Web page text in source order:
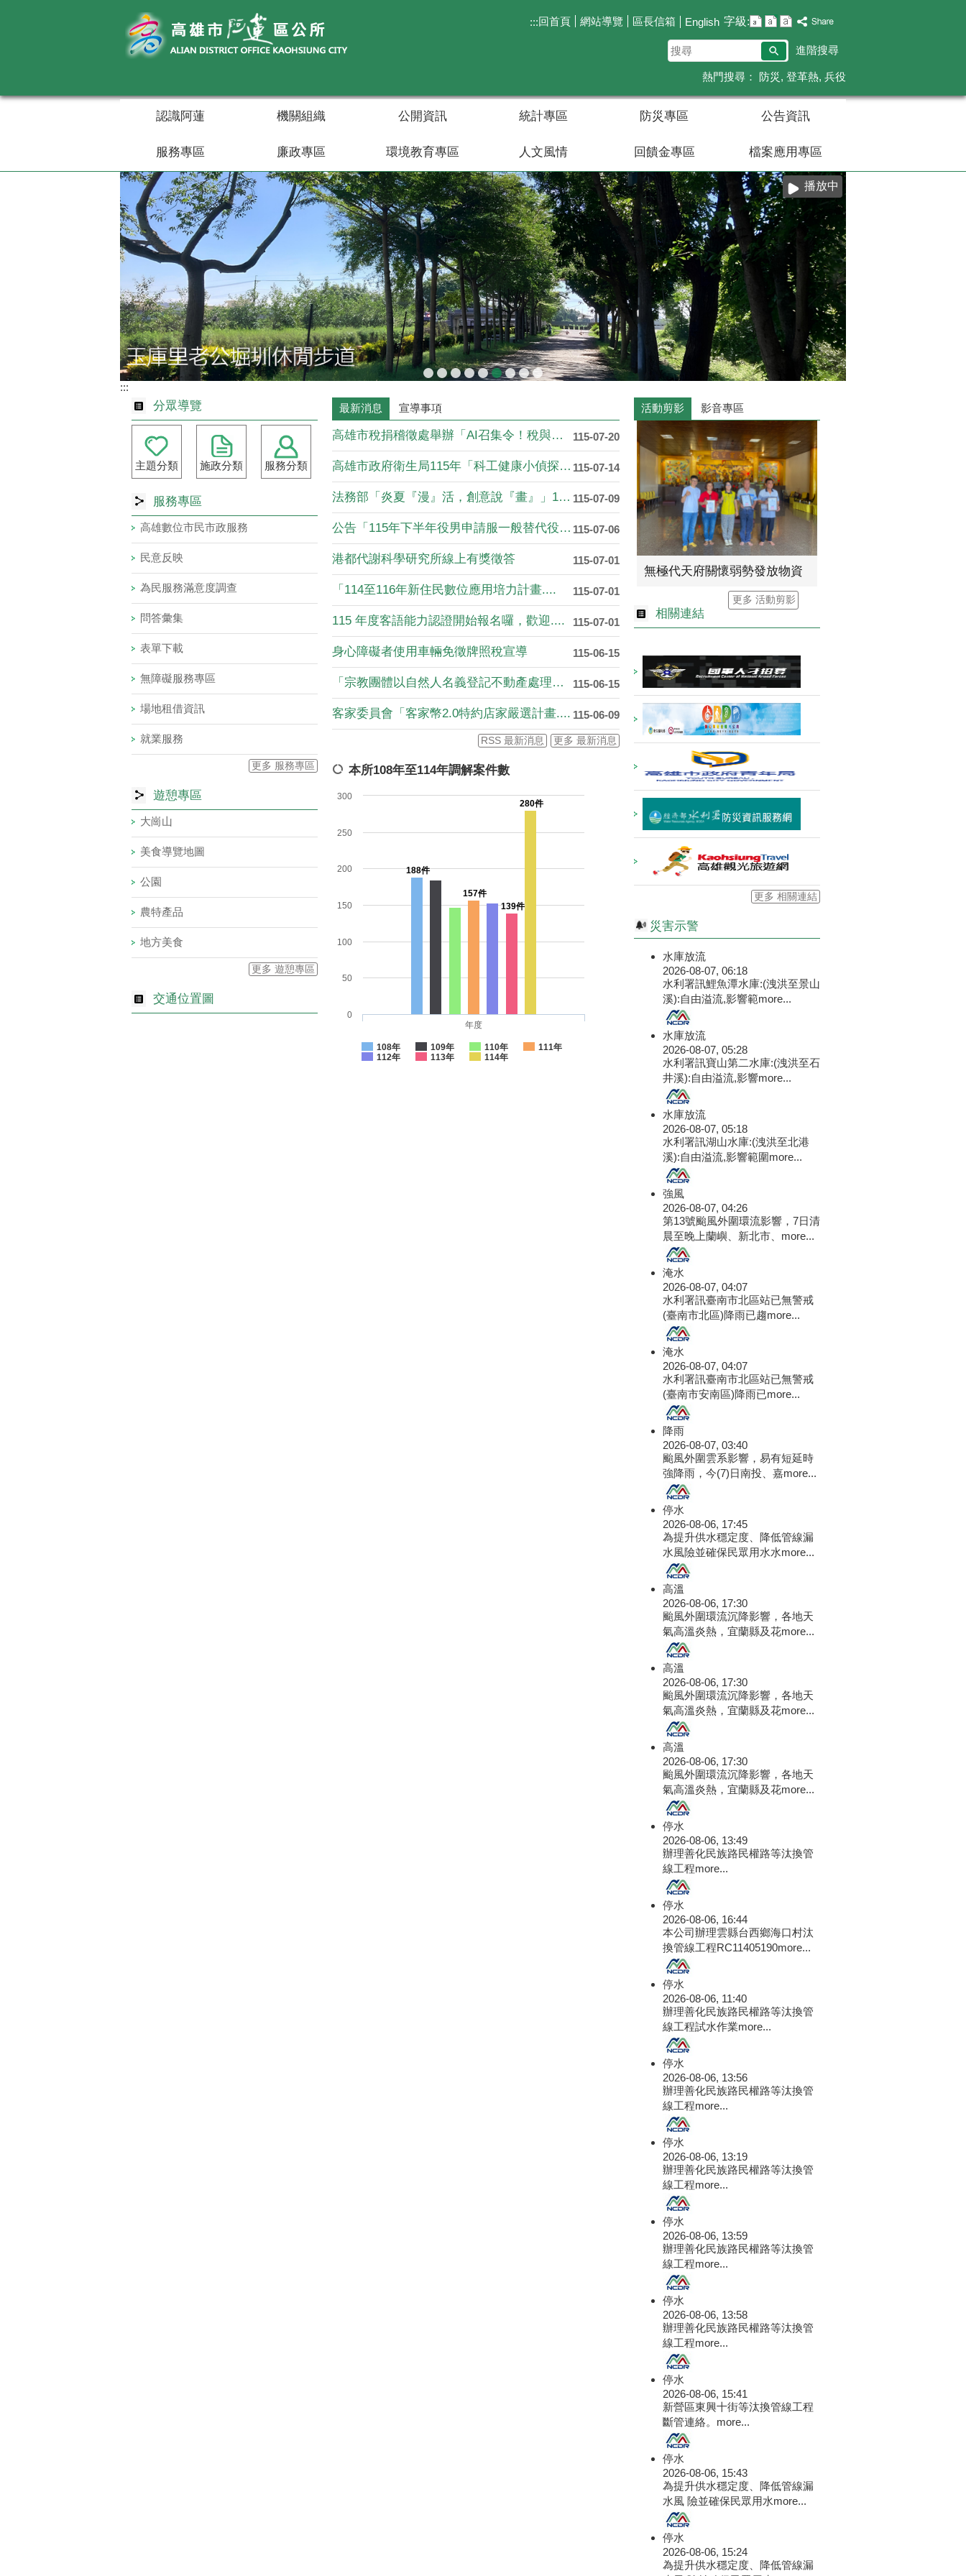
:::回首頁 網站導覽 區長信箱 English 字級:
搜
尋
進階搜尋
熱門搜尋： 防災 登革熱 兵役
認識阿蓮 機關組織 公開資訊 統計專區 防災專區 公告資訊
服務專區 廉政專區 環境教育專區 人文風情 回饋金專區 檔案應用專區
播放中
:::
分眾導覽
主題分類 施政分類 服務分類
服務專區
高雄數位市民市政服務
民意反映
為民服務滿意度調查
問答彙集
表單下載
無障礙服務專區
場地租借資訊
就業服務
更多 服務專區
遊憩專區
大崗山
美食導覽地圖
公園
農特產品
地方美食
更多 遊憩專區
交通位置圖
最新消息 宣導事項
115-07-20
115-07-14
115-07-09
115-07-06
115-07-01
港都代謝科學研究所線上有獎徵答
115-07-01
「114至116年新住民數位應用培力計畫....
115-07-01
115 年度客語能力認證開始報名囉，歡迎....
115-06-15
身心障礙者使用車輛免徵牌照稅宣導
115-06-15
115-06-09
客家委員會「客家幣2.0特約店家嚴選計畫....
RSS 最新消息 更多 最新消息
本所108年至114年調解案件數
188件
157件
139件
280件
108年 109年 110年
111年
112年
113年 114年
年度
0
50
100
150
200
250
300
活動剪影 影音專區
無極代天府關懷弱勢發放物資
更多 活動剪影
相關連結
更多 相關連結
災害示警
水庫放流
2026-08-07, 06:18
水利署訊鯉魚潭水庫:(洩洪至景山
溪):自由溢流,影響範more...
水庫放流
2026-08-07, 05:28
水利署訊寶山第二水庫:(洩洪至石
井溪):自由溢流,影響more...
水庫放流
2026-08-07, 05:18
水利署訊湖山水庫:(洩洪至北港
溪):自由溢流,影響範圍more...
強風
2026-08-07, 04:26
第13號颱風外圍環流影響，7日清
晨至晚上蘭嶼、新北市、 more...
淹水
2026-08-07, 04:07
水利署訊臺南市北區站已無警戒
(臺南市北區)降雨已趨more...
淹水
2026-08-07, 04:07
水利署訊臺南市北區站已無警戒
(臺南市安南區)降雨已more...
降雨
2026-08-07, 03:40
颱風外圍雲系影響，易有短延時
強降雨，今(7)日南投、嘉more...
停水
2026-08-06, 17:45
為提升供水穩定度、降低管線漏
水風險並確保民眾用水水more...
高溫
2026-08-06, 17:30
颱風外圍環流沉降影響，各地天
氣高溫炎熱，宜蘭縣及花more...
高溫
2026-08-06, 17:30
颱風外圍環流沉降影響，各地天
氣高溫炎熱，宜蘭縣及花more...
高溫
2026-08-06, 17:30
颱風外圍環流沉降影響，各地天
氣高溫炎熱，宜蘭縣及花more...
停水
2026-08-06, 13:49
辦理善化民族路民權路等汰換管
線工程more...
停水
2026-08-06, 16:44
本公司辦理雲縣台西鄉海口村汰
換管線工程RC11405190more...
停水
2026-08-06, 11:40
辦理善化民族路民權路等汰換管
線工程試水作業more...
停水
2026-08-06, 13:56
辦理善化民族路民權路等汰換管
線工程more...
停水
2026-08-06, 13:19
辦理善化民族路民權路等汰換管
線工程more...
停水
2026-08-06, 13:59
辦理善化民族路民權路等汰換管
線工程more...
停水
2026-08-06, 13:58
辦理善化民族路民權路等汰換管
線工程more...
停水
2026-08-06, 15:41
新營區東興十街等汰換管線工程
斷管連絡。 more...
停水
2026-08-06, 15:43
為提升供水穩定度、降低管線漏
水風 險並確保民眾用水more...
停水
2026-08-06, 15:24
為提升供水穩定度、降低管線漏